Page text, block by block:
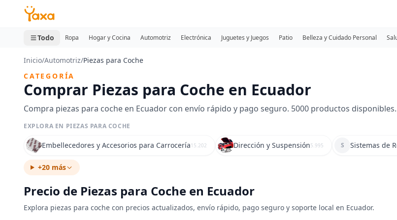
MINI CARRITO
0 productos
Todo Ropa Hogar y Cocina Automotriz Electrónica Juguetes y Juegos Patio Belleza y Cuidado Personal
Inicio/Automotriz/Piezas para Coche
CATEGORÍA
Comprar Piezas para Coche en Ecuador
Compra piezas para coche en Ecuador con envío rápido y pago seguro. 5000 productos
EXPLORA EN PIEZAS PARA COCHE
Embellecedores y Accesorios para Carrocería15.202 Dirección y Suspensión5.995 S Sistemas de
+20 más
Precio de Piezas para Coche en Ecuador
Explora piezas para coche con precios actualizados, envío rápido, pago seguro y soporte local en Ecuador.